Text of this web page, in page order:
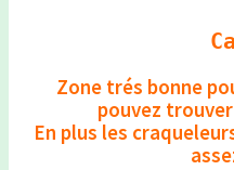
Zone trés bonne
pouvez
En plus les